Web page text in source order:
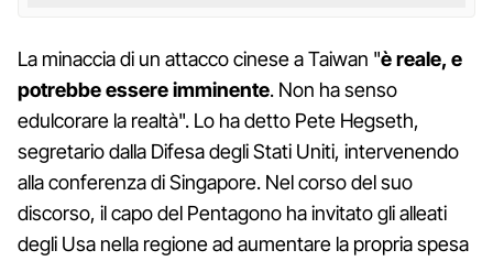
La minaccia di un attacco cinese a Taiwan "è reale, e
potrebbe essere imminente. Non ha senso
edulcorare la realtà". Lo ha detto Pete Hegseth,
segretario dalla Difesa degli Stati Uniti, intervenendo
alla conferenza di Singapore. Nel corso del suo
discorso, il capo del Pentagono ha invitato gli alleati
degli Usa nella regione ad aumentare la propria spesa